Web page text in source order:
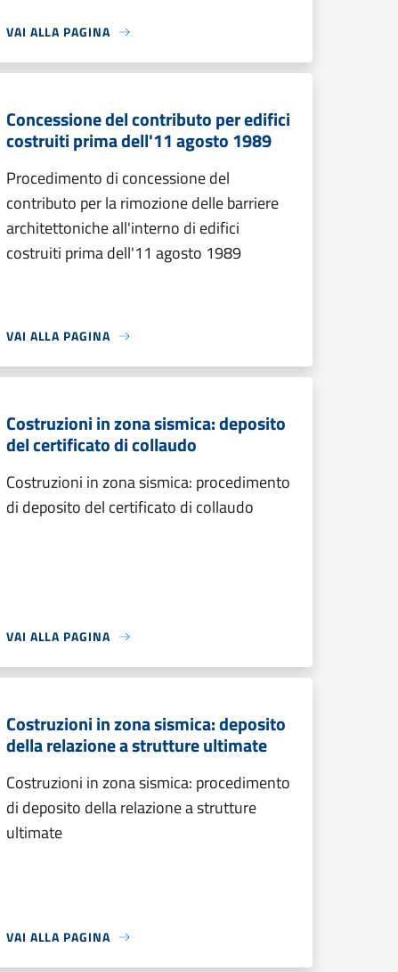
VAI ALLA PAGINA
Concessione del contributo per edifici
costruiti prima dell'11 agosto 1989
Procedimento di concessione del
contributo per la rimozione delle barriere
architettoniche all'interno di edifici
costruiti prima dell'11 agosto 1989
VAI ALLA PAGINA
Costruzioni in zona sismica: deposito
del certificato di collaudo
Costruzioni in zona sismica: procedimento
di deposito del certificato di collaudo
VAI ALLA PAGINA
Costruzioni in zona sismica: deposito
della relazione a strutture ultimate
Costruzioni in zona sismica: procedimento
di deposito della relazione a strutture
ultimate
VAI ALLA PAGINA